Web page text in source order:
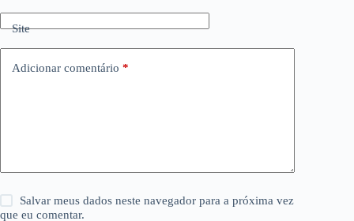
Site
Adicionar comentário *
Salvar meus dados neste navegador para a próxima vez
que eu comentar.